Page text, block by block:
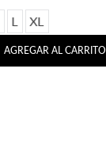
L XL
AGREGAR AL CARRITO